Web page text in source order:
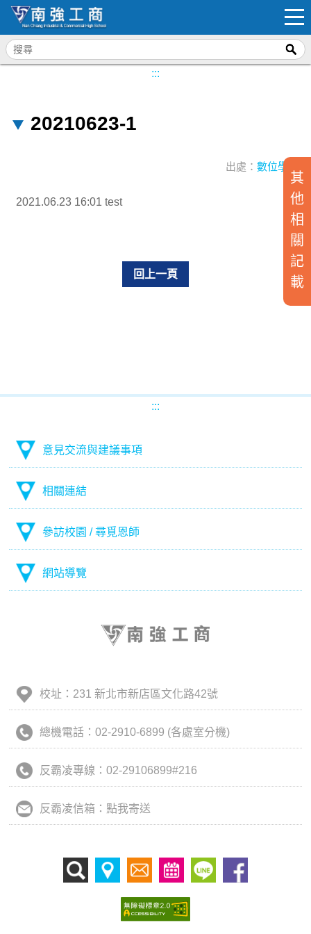
:::
20210623-1
出處：數位學習
2021.06.23 16:01 test
回上一頁
:::
意見交流與建議事項
相關連結
參訪校園 / 尋覓恩師
網站導覽
校址：231 新北市新店區文化路42號
總機電話：02-2910-6899 (各處室分機)
反霸凌專線：02-29106899#216
反霸凌信箱：點我寄送
其
他
相
關
記
載